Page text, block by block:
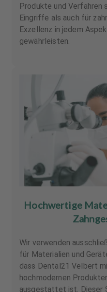
Produkte und Verfahren
Eingriffe als auch für
Exzellenz in jedem
gewährleisten.
Hochwertige
Wir verwenden
für Materialien und
dass Dental21 Velbert
hochmodernen
ausgestattet ist. Dieser